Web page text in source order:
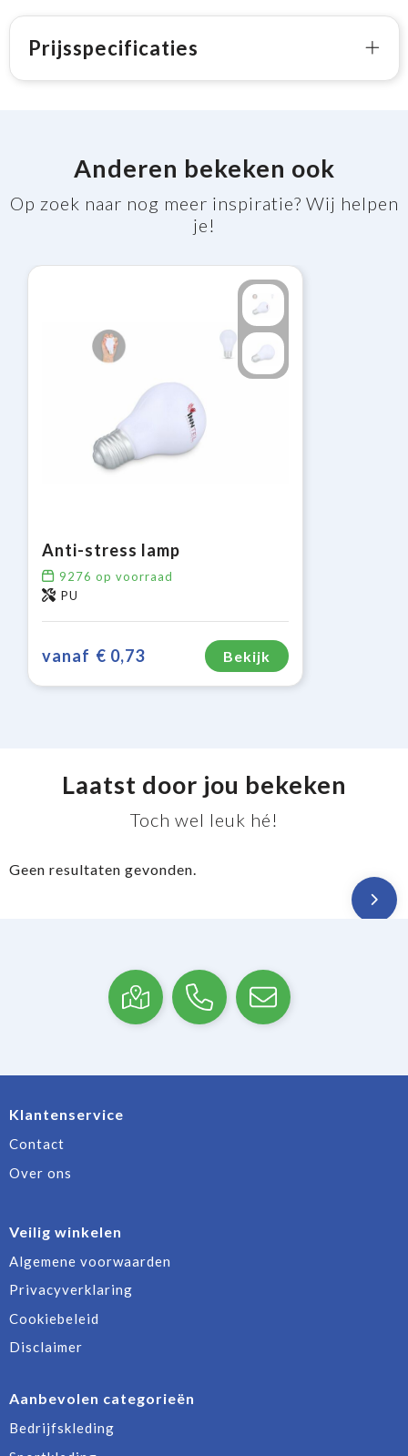
Prijsspecificaties
Anderen bekeken ook
Op zoek naar nog meer inspiratie? Wij helpen
je!
Anti-stress lamp
9276 op voorraad
PU
vanaf € 0,73 Bekijk
Laatst door jou bekeken
Toch wel leuk hé!
Geen resultaten gevonden.
Klantenservice
Contact
Over ons
Veilig winkelen
Algemene voorwaarden
Privacyverklaring
Cookiebeleid
Disclaimer
Aanbevolen categorieën
Bedrijfskleding